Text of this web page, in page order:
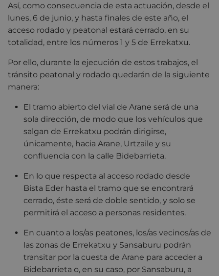
Así, como consecuencia de esta actuación, desde el
lunes, 6 de junio, y hasta finales de este año, el
acceso rodado y peatonal estará cerrado, en su
totalidad, entre los números 1 y 5 de Errekatxu.
Por ello, durante la ejecución de estos trabajos, el
tránsito peatonal y rodado quedarán de la siguiente
manera:
El tramo abierto del vial de Arane será de una
sola dirección, de modo que los vehículos que
salgan de Errekatxu podrán dirigirse,
únicamente, hacia Arane, Urtzaile y su
confluencia con la calle Bidebarrieta.
En lo que respecta al acceso rodado desde
Bista Eder hasta el tramo que se encontrará
cerrado, éste será de doble sentido, y solo se
permitirá el acceso a personas residentes.
En cuanto a los/as peatones, los/as vecinos/as de
las zonas de Errekatxu y Sansaburu podrán
transitar por la cuesta de Arane para acceder a
Bidebarrieta o, en su caso, por Sansaburu, a